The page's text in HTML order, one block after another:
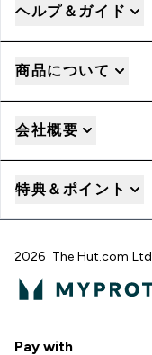
ヘルプ＆ガイド
商品について
会社概要
特典＆ポイント
2026 The Hut.com Ltd
Pay with